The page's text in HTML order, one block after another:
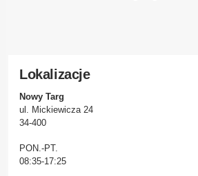
Lokalizacje
Nowy Targ
ul. Mickiewicza 24
34-400
PON.-PT.
08:35-17:25